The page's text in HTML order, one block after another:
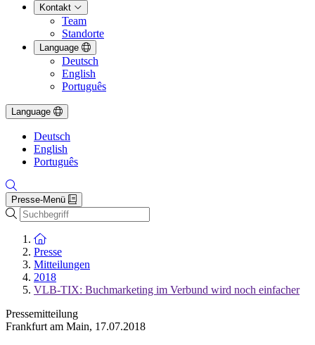
Kontakt
Team
Standorte
Language
Deutsch
English
Português
Language
Deutsch
English
Português
Presse-Menü
Suche
Zur Startseite
Presse
Mitteilungen
2018
VLB-TIX: Buchmarketing im Verbund wird noch einfacher
Pressemitteilung
Frankfurt am Main, 17.07.2018